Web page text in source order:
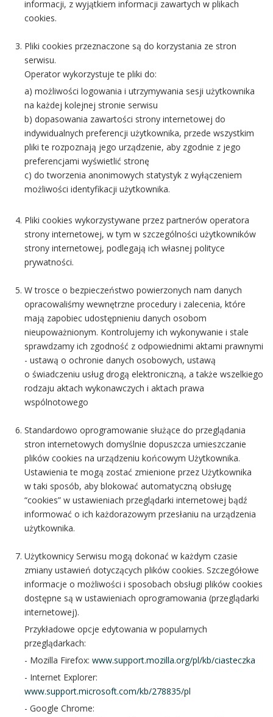
informacji, z wyjątkiem informacji zawartych w plikach
cookies.
Pliki cookies przeznaczone są do korzystania ze stron
serwisu.
Operator wykorzystuje te pliki do:
a) możliwości logowania i utrzymywania sesji użytkownika
na każdej kolejnej stronie serwisu
b) dopasowania zawartości strony internetowej do
indywidualnych preferencji użytkownika, przede wszystkim
pliki te rozpoznają jego urządzenie, aby zgodnie z jego
preferencjami wyświetlić stronę
c) do tworzenia anonimowych statystyk z wyłączeniem
możliwości identyfikacji użytkownika.
Pliki cookies wykorzystywane przez partnerów operatora
strony internetowej, w tym w szczególności użytkowników
strony internetowej, podlegają ich własnej polityce
prywatności.
W trosce o bezpieczeństwo powierzonych nam danych
opracowaliśmy wewnętrzne procedury i zalecenia, które
mają zapobiec udostępnieniu danych osobom
nieupoważnionym. Kontrolujemy ich wykonywanie i stale
sprawdzamy ich zgodność z odpowiednimi aktami prawnymi
- ustawą o ochronie danych osobowych, ustawą
o świadczeniu usług drogą elektroniczną, a także wszelkiego
rodzaju aktach wykonawczych i aktach prawa
wspólnotowego
Standardowo oprogramowanie służące do przeglądania
stron internetowych domyślnie dopuszcza umieszczanie
plików cookies na urządzeniu końcowym Użytkownika.
Ustawienia te mogą zostać zmienione przez Użytkownika
w taki sposób, aby blokować automatyczną obsługę
“cookies” w ustawieniach przeglądarki internetowej bądź
informować o ich każdorazowym przesłaniu na urządzenia
użytkownika.
Użytkownicy Serwisu mogą dokonać w każdym czasie
zmiany ustawień dotyczących plików cookies. Szczegółowe
informacje o możliwości i sposobach obsługi plików cookies
dostępne są w ustawieniach oprogramowania (przeglądarki
internetowej).
Przykładowe opcje edytowania w popularnych
przeglądarkach:
- Mozilla Firefox: www.support.mozilla.org/pl/kb/ciasteczka
- Internet Explorer:
www.support.microsoft.com/kb/278835/pl
- Google Chrome: